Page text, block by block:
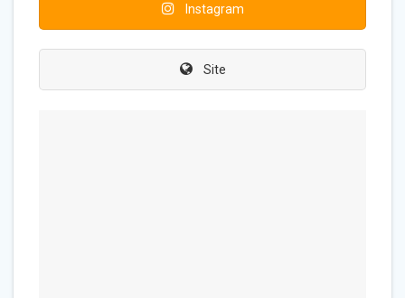
Instagram
Site